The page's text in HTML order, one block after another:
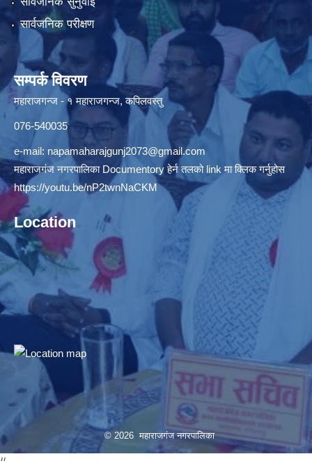
सार्वजनिक परीक्षण
सम्पर्क विवरण
महाराजगन्ज - १ महाराजगन्ज, कपिलवस्तु
076-540035
e-mail: napamaharajgunj2073@gmail.com
महाराजगंज नगरपालिका Documentory हेर्न तलको link मा क्लिक गर्नुहोस
https://youtu.be/nP2twnNaCKM
Location
© 2026 महाराजगंज नगरपालिका